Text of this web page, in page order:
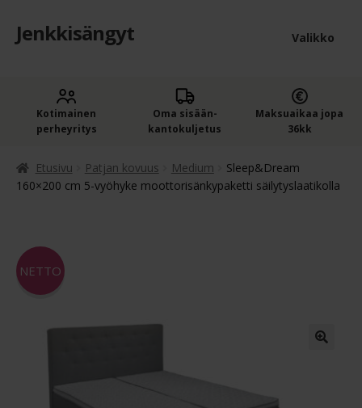
Siirry
navigointiin
Siirry
sisältöön
Jenkkisängyt Valikko
Jenkkisängyt
Oheistuotteet
Kassa
Jenkkisängyn ostajan opas
Yleiset ehdot
Kotimainen
perheyritys
Oma sisään­
kantokuljetus
Maksuaikaa jopa
36kk
Etusivu Patjan kovuus Medium
Sleep&Dream
160×200 cm 5-vyöhyke moottorisänkypaketti säilytyslaatikolla
NETTO